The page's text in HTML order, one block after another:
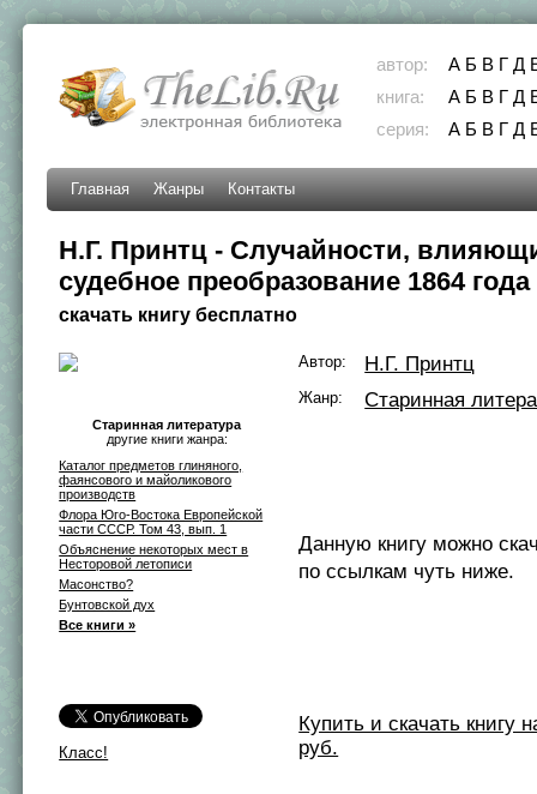
автор: А Б В Г Д
книга:
А Б В Г Д
серия:
А Б В Г Д
Главная Жанры Контакты
Н.Г. Принтц - Случайности,
судебное преобразование 1864 года
скачать книгу бесплатно
Старинная литература
другие книги жанра:
Каталог предметов глиняного,
фаянсового и майоликового
производств
Флора Юго-Востока Европейской
части СССР. Том 43, вып. 1
Объяснение некоторых мест в
Несторовой летописи
Масонство?
Бунтовской дух
Все книги »
Класс!
Автор: Н.Г. Принтц
Жанр: Старинная
Данную книгу можно
по ссылкам чуть ниже.
Купить и скачать книгу
руб.